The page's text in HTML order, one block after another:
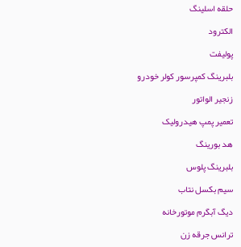
حلقه اسلینگ
الکترود
پولیفت
بلبرینگ کمپرسور کولر خودرو
زنجیر الواتور
تعمیر پمپ هیدرولیک
هد بورینگ
بلبرینگ پلوس
سیم بکسل نتاب
دیگ آبگرم موتورخانه
ترانس جرقه زن